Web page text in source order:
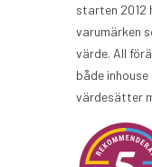
starten 2012
varumärken
värde. All
både
värdesätter